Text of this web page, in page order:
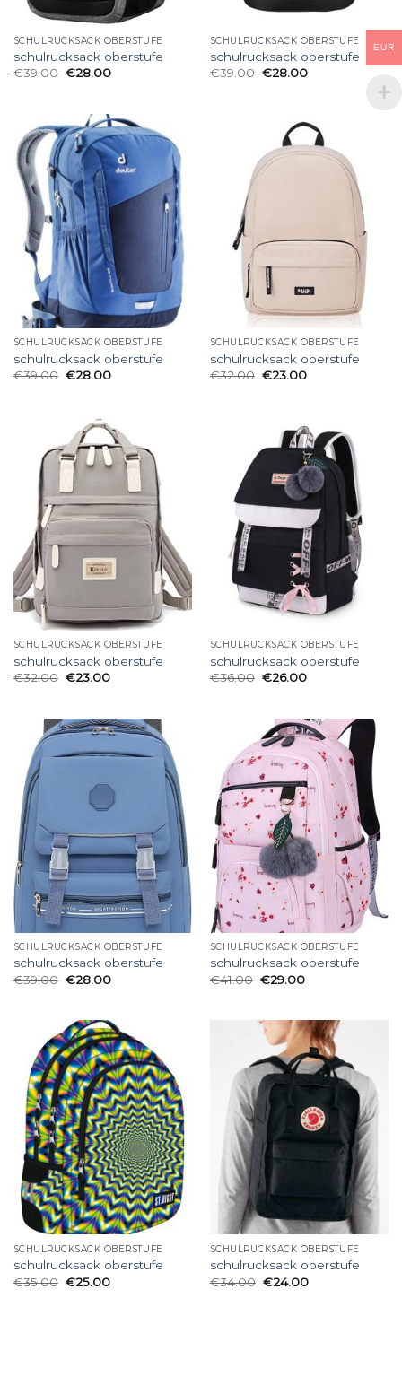
SCHULRUCKSACK OBERSTUFE
schulrucksack oberstufe
€39.00 €28.00
SCHULRUCKSACK OBERSTUFE
schulrucksack oberstufe
€39.00 €28.00
SCHULRUCKSACK OBERSTUFE
schulrucksack oberstufe
€39.00 €28.00
SCHULRUCKSACK OBERSTUFE
schulrucksack oberstufe
€32.00 €23.00
SCHULRUCKSACK OBERSTUFE
schulrucksack oberstufe
€32.00 €23.00
SCHULRUCKSACK OBERSTUFE
schulrucksack oberstufe
€36.00 €26.00
SCHULRUCKSACK OBERSTUFE
schulrucksack oberstufe
€39.00 €28.00
SCHULRUCKSACK OBERSTUFE
schulrucksack oberstufe
€41.00 €29.00
SCHULRUCKSACK OBERSTUFE
schulrucksack oberstufe
€35.00 €25.00
SCHULRUCKSACK OBERSTUFE
schulrucksack oberstufe
€34.00 €24.00
EUR